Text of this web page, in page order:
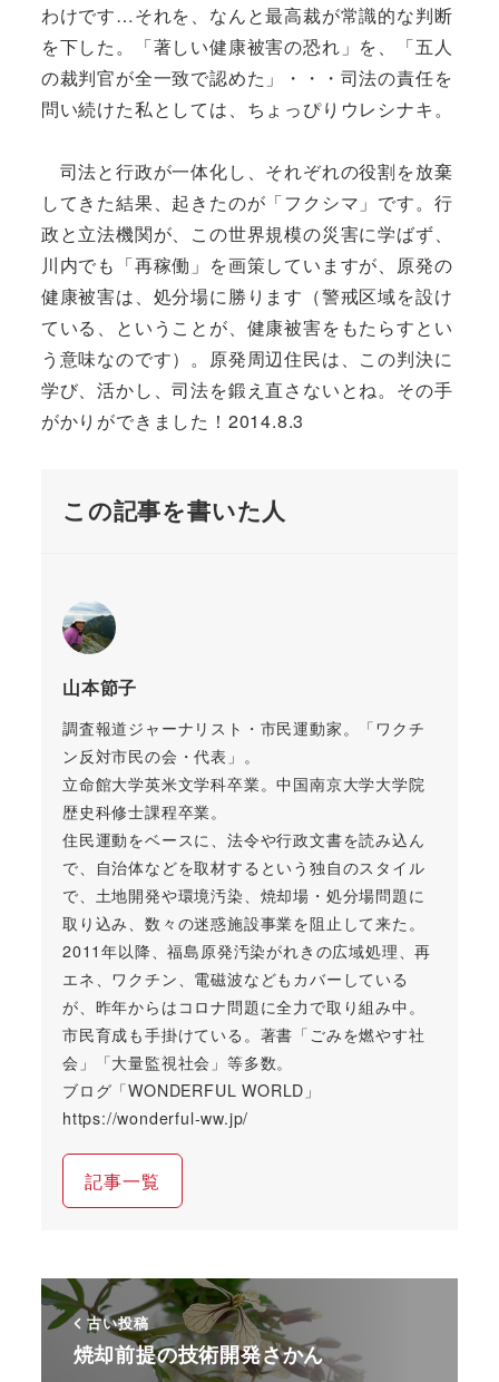
わけです…それを、なんと最高裁が常識的な判断
を下した。「著しい健康被害の恐れ」を、「五人
の裁判官が全一致で認めた」・・・司法の責任を
問い続けた私としては、ちょっぴりウレシナキ。
司法と行政が一体化し、それぞれの役割を放棄
してきた結果、起きたのが「フクシマ」です。行
政と立法機関が、この世界規模の災害に学ばず、
川内でも「再稼働」を画策していますが、原発の
健康被害は、処分場に勝ります（警戒区域を設け
ている、ということが、健康被害をもたらすとい
う意味なのです）。原発周辺住民は、この判決に
学び、活かし、司法を鍛え直さないとね。その手
がかりができました！2014.8.3
この記事を書いた人
山本節子
調査報道ジャーナリスト・市民運動家。「ワクチ
ン反対市民の会・代表」。
立命館大学英米文学科卒業。中国南京大学大学院
歴史科修士課程卒業。
住民運動をベースに、法令や行政文書を読み込ん
で、自治体などを取材するという独自のスタイル
で、土地開発や環境汚染、焼却場・処分場問題に
取り込み、数々の迷惑施設事業を阻止して来た。
2011年以降、福島原発汚染がれきの広域処理、再
エネ、ワクチン、電磁波などもカバーしている
が、昨年からはコロナ問題に全力で取り組み中。
市民育成も手掛けている。著書「ごみを燃やす社
会」「大量監視社会」等多数。
ブログ「WONDERFUL WORLD」
https://wonderful-ww.jp/
記事一覧
古い投稿
焼却前提の技術開発さかん